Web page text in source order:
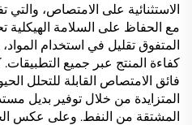
الاستثنائية على الامتصاص، والتي
مع الحفاظ على السلامة الهيكلية
المتفوق تقليل في استخدام
كفاءة المنتج عبر جميع
فائق الامتصاص القابلة للتحلل
المتزايدة من خلال توفير بديل
المشتقة من النفط. وعلى عكس